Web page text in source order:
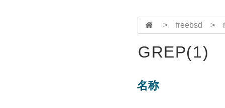
> freebsd >
GREP(1)
名称